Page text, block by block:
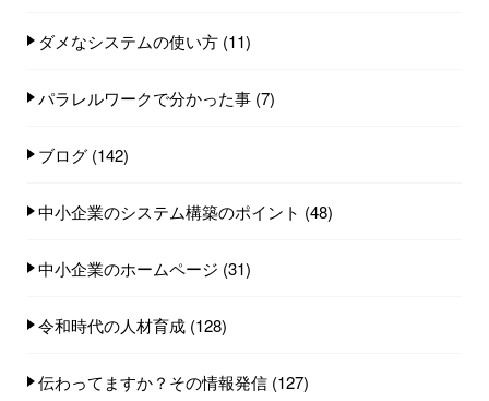
ダメなシステムの使い方 (11)
パラレルワークで分かった事 (7)
ブログ (142)
中小企業のシステム構築のポイント (48)
中小企業のホームページ (31)
令和時代の人材育成 (128)
伝わってますか？その情報発信 (127)